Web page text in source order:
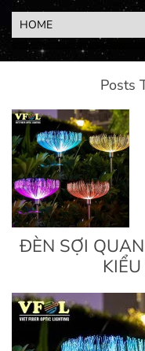
Posts
ĐÈN SỢI